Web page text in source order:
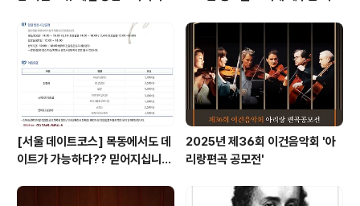
p repair
드 스크린이 있다는 사실!! 알고 계
십니까?
[서울 데이트코스] 목동에서도 데
이트가 가능하다?? 믿어지십니
2025년 제36회 이건음악회 '아
리랑편곡 공모전'